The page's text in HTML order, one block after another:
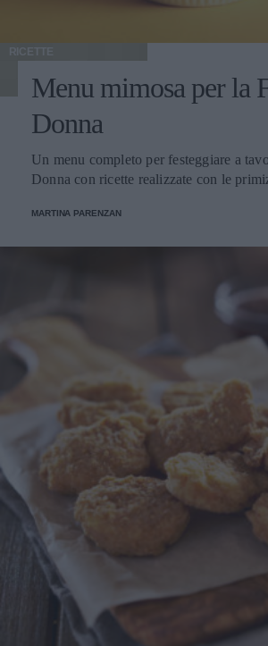
RICETTE
Menu mimosa per la
Donna
Un menu completo per festeggiare a
Donna con ricette realizzate con le
MARTINA PARENZAN